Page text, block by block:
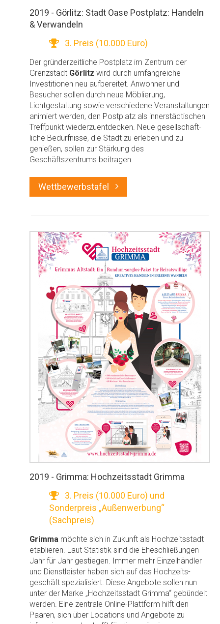
2019 - Görlitz: Stadt Oase Postplatz: Handeln
& Verwandeln
3. Preis (10.000 Euro)
Der gründerzeitliche Postplatz im Zentrum der
Grenzstadt Görlitz wird durch umfangreiche
Investitionen neu aufbereitet. Anwohner und
Besucher sollen durch neue Möblierung,
Lichtgestaltung sowie verschiedene Veranstaltungen
animiert werden, den Postplatz als innerstädtischen
Treffpunkt wiederzuentdecken. Neue gesellschaft-
liche Bedürfnisse, die Stadt zu erleben und zu
genießen, sollen zur Stärkung des
Geschäftszentrums beitragen.
Wettbewerbstafel
2019 - Grimma: Hochzeitsstadt Grimma
3. Preis (10.000 Euro) und
Sonderpreis „Außenwerbung“
(Sachpreis)
Grimma möchte sich in Zukunft als Hochzeitsstadt
etablieren. Laut Statistik sind die Eheschließungen
Jahr für Jahr gestiegen. Immer mehr Einzelhändler
und Dienstleister haben sich auf das Hochzeits-
geschäft spezialisiert. Diese Angebote sollen nun
unter der Marke „Hochzeitsstadt Grimma“ gebündelt
werden. Eine zentrale Online-Plattform hilft den
Paaren, sich über Locations und Angebote zu